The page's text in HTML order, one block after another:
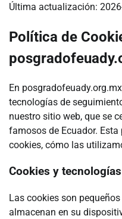
Última actualización:
Política de
En
tecnologías de
nuestro sitio web, que se
famosos de Ecuador.
cookies, cómo las
Cookies y
Las cookies son
almacenan en su